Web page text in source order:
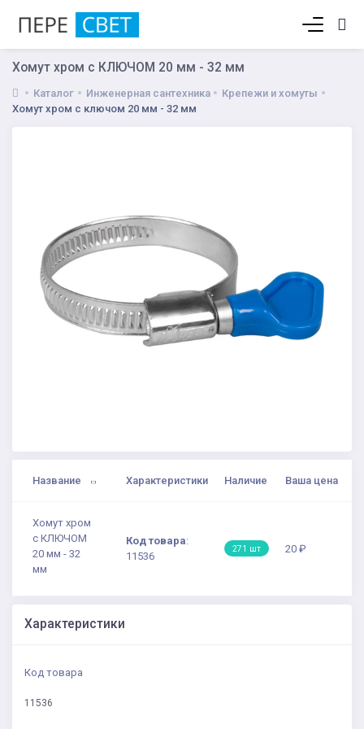
Хомут хром с КЛЮЧОМ 20 мм - 32 мм
Каталог Инженерная сантехника
Крепежи и хомуты
Хомут хром с ключом 20 мм - 32 мм
Название Характеристики Наличие Ваша цена
Хомут хром
с КЛЮЧОМ
20 мм - 32
мм
Код товара:
11536
271 шт 20 ₽
Характеристики
Код товара
11536